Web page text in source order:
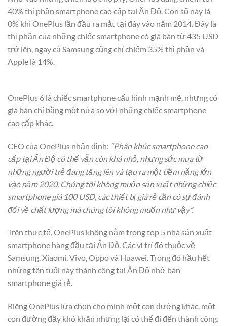
40% thị phần smartphone cao cấp tại Ấn Độ. Con số này là
0% khi OnePlus lần đầu ra mắt tại đây vào năm 2014. Đây là
thị phần của những chiếc smartphone có giá bán từ 435 USD
trở lên, ngay cả Samsung cũng chỉ chiếm 35% thị phần và
Apple là 14%.
OnePlus 6 là chiếc smartphone cấu hình mạnh mẽ, nhưng có
giá bán chỉ bằng một nửa so với những chiếc smartphone
cao cấp khác.
CEO của OnePlus nhận định: “Phân khúc smartphone cao
cấp tại Ấn Độ có thể vẫn còn khá nhỏ, nhưng sức mua từ
những người trẻ đang tăng lên và tạo ra một tiềm năng lớn
vào năm 2020. Chúng tôi không muốn sản xuất những chiếc
smartphone giá 100 USD, các thiết bị giá rẻ cần có sự đánh
đổi về chất lượng mà chúng tôi không muốn như vậy”.
Trên thực tế, OnePlus không nằm trong top 5 nhà sản xuất
smartphone hàng đầu tại Ấn Độ. Các vị trí đó thuộc về
Samsung, Xiaomi, Vivo, Oppo và Huawei. Trong đó hầu hết
những tên tuổi này thành công tại Ấn Độ nhờ bán
smartphone giá rẻ.
Riêng OnePlus lựa chọn cho mình một con đường khác, một
con đường đầy khó khăn nhưng lại có thể đi đến thành công.